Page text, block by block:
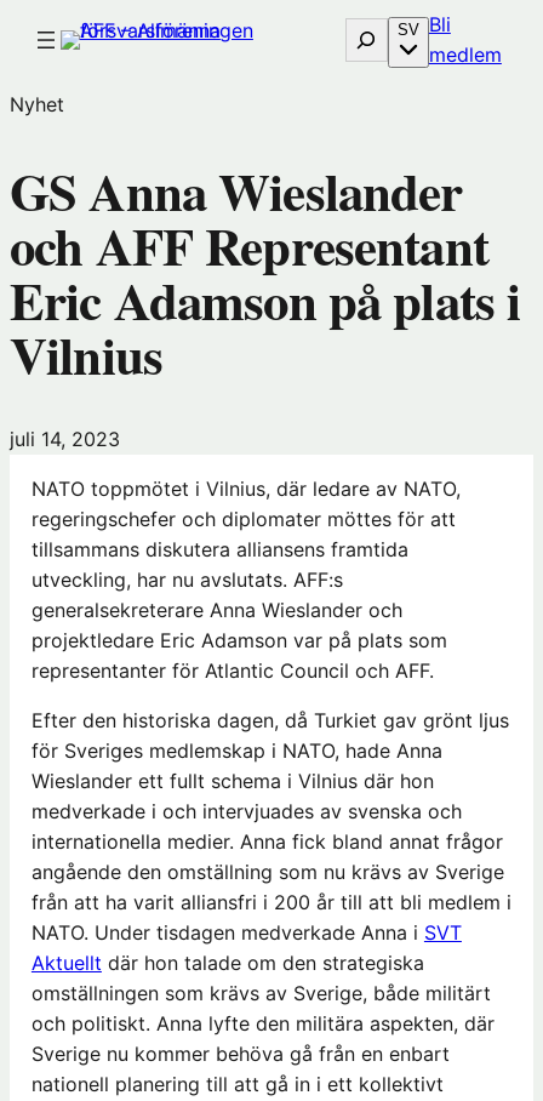
Sök SV Bli
medlem
Nyhet
GS Anna Wieslander
och AFF Representant
Eric Adamson på plats i
Vilnius
juli 14, 2023
NATO toppmötet i Vilnius, där ledare av NATO,
regeringschefer och diplomater möttes för att
tillsammans diskutera alliansens framtida
utveckling, har nu avslutats. AFF:s
generalsekreterare Anna Wieslander och
projektledare Eric Adamson var på plats som
representanter för Atlantic Council och AFF.
Efter den historiska dagen, då Turkiet gav grönt ljus
för Sveriges medlemskap i NATO, hade Anna
Wieslander ett fullt schema i Vilnius där hon
medverkade i och intervjuades av svenska och
internationella medier. Anna fick bland annat frågor
angående den omställning som nu krävs av Sverige
från att ha varit alliansfri i 200 år till att bli medlem i
NATO. Under tisdagen medverkade Anna i SVT
Aktuellt där hon talade om den strategiska
omställningen som krävs av Sverige, både militärt
och politiskt. Anna lyfte den militära aspekten, där
Sverige nu kommer behöva gå från en enbart
nationell planering till att gå in i ett kollektivt